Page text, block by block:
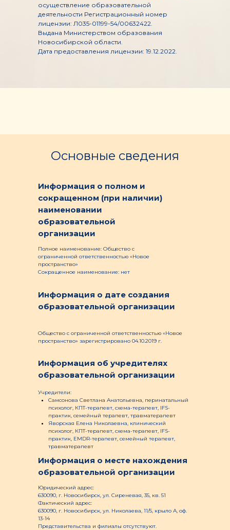
осуществление образовательной
деятельности Регистрационный номер
лицензии: Л035-01199-54/00632422.
Выдана Министерством образования
Новосибирской области.
Дата предоставления лицензии: 19.12.2022.
Основные сведения
Информация о полном и
сокращенном (при наличии)
наименовании
образовательной
организации
Информация о дате создания
образовательной организации
Информация об учредителях
образовательной организации
Информация о месте нахождения
образовательной организации
Полное наименование: Общество с
ограниченной ответственностью «Новое
пространство»
Сокращенное наименование: нет
Общество с ограниченной ответственностью «Новое
пространство» зарегистрировано 04.10.2019 г.
Учредители:
Самсонова Светлана Анатольевна, перинатальный
психолог, КПТ-терапевт, схема-терапевт, IFS-
практик, семейный терапевт, травматерапевт
Яворская Елена Николаевна, клинический
психолог, КПТ-терапевт, схема-терапевт, IFS-
практик, EMDR-терапевт, семейный терапевт,
травматерапевт
Юридический адрес:
630090, г. Новосибирск, ул. Сиреневая, 35, кв. 51
Фактический адрес:
630090, г. Новосибирск, ул. Николаева, 11/5, крыло А, оф.
13-14
Представительства и филиалы отсутствуют.